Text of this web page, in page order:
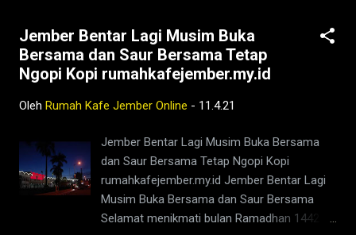
www.rumahkafejember.my.id KOPI ROBUSTA
ARABIKA JEMBER 2021 @rumahkafejember
#ngopi #kopi #jember #tubruk #wedang
#coffee #ngopisiang #pecintakopi
#coffeetime #coffeeaddict #ngopisore
#rokenrol #coffeebeans #coffeelovers
#instagood #barista #coffeeholic #kopilokal
#photooftheday #TetapProtokolNewNormal
#JanganNulari #JanganKetularan ngopi,kedai
Jember Bentar Lagi Musim Buka
Bersama dan Saur Bersama Tetap
Ngopi Kopi rumahkafejember.my.id
Oleh Rumah Kafe Jember Online - 11.4.21
Jember Bentar Lagi Musim Buka Bersama
dan Saur Bersama Tetap Ngopi Kopi
rumahkafejember.my.id Jember Bentar Lagi
Musim Buka Bersama dan Saur Bersama
Selamat menikmati bulan Ramadhan 1442 H